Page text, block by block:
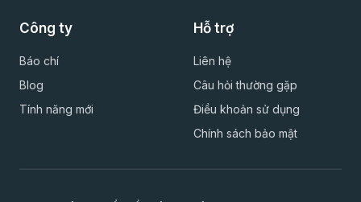
Công ty
Báo chí
Blog
Tính năng mới
Hỗ trợ
Liên hệ
Câu hỏi thường gặp
Điều khoản sử dụng
Chính sách bảo mật